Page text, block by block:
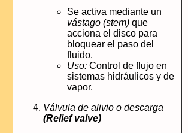
Se activa mediante un
vástago (stem) que
acciona el disco para
bloquear el paso del
fluido.
Uso: Control de flujo en
sistemas hidráulicos y de
vapor.
Válvula de alivio o descarga
(Relief valve)